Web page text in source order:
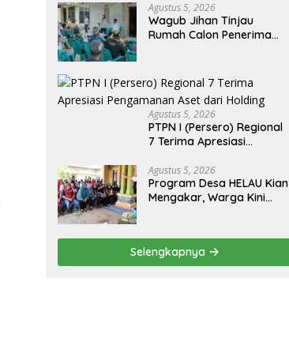
Agustus 5, 2026
Wagub Jihan Tinjau
Rumah Calon Penerima
dan Serap Aspirasi
Masyarakat
Agustus 5, 2026
PTPN I (Persero) Regional
7 Terima Apresiasi
Holding
Agustus 5, 2026
Program Desa HELAU Kian
Mengakar, Warga Kini
Selengkapnya